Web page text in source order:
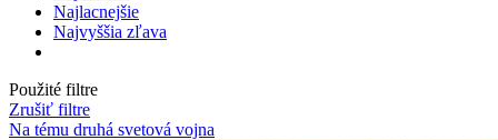
Najlacnejšie
Najvyššia zľava
Použité filtre
Zrušiť filtre
Na tému druhá svetová vojna